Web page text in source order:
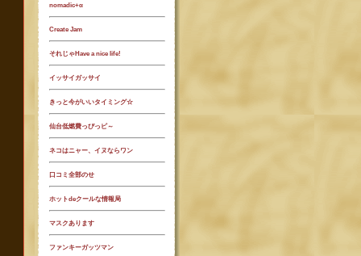
nomadic+α
Create Jam
それじゃHave a nice life!
イッサイガッサイ
きっと今がいいタイミング☆
仙台低燃費っぴっピ～
ネコはニャー、イヌならワン
口コミ全部のせ
ホットdeクールな情報局
マスクあります
ファンキーガッツマン